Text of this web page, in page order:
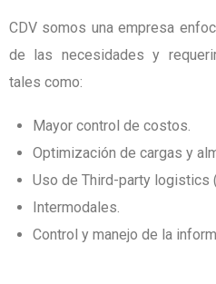
CDV somos una empresa
de las necesidades y
tales como:
Mayor control de costos.
Optimización de cargas y
Uso de Third-party logistics
Intermodales.
Control y manejo de la